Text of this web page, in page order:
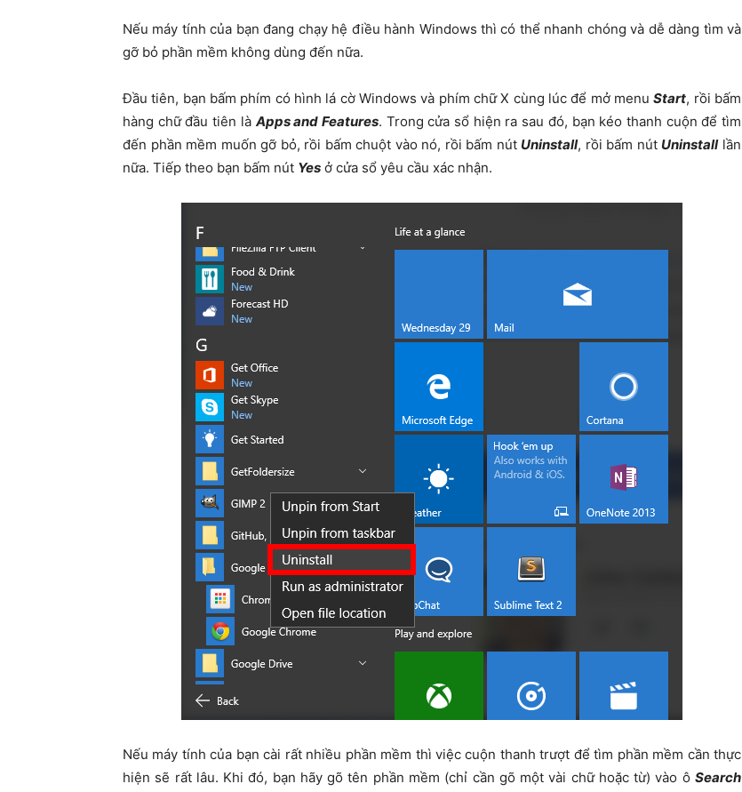
Nếu máy tính của bạn đang chạy hệ điều hành Windows thì có thể nhanh chóng và dễ dàng tìm và
gỡ bỏ phần mềm không dùng đến nữa.
Đầu tiên, bạn bấm phím có hình lá cờ Windows và phím chữ X cùng lúc để mở menuStart, rồi bấm
hàng chữ đầu tiên là Apps and Features. Trong cửa sổ hiện ra sau đó, bạn kéo thanh cuộn để tìm
đến phần mềm muốn gỡ bỏ, rồi bấm chuột vào nó, rồi bấm nút Uninstall, rồi bấm nút Uninstalllần
nữa. Tiếp theo bạn bấm nút Yes ở cửa sổ yêu cầu xác nhận.
Nếu máy tính của bạn cài rất nhiều phần mềm thì việc cuộn thanh trượt để tìm phần mềm cần thực
hiện sẽ rất lâu. Khi đó, bạn hãy gõ tên phần mềm (chỉ cần gõ một vài chữ hoặc từ) vào ô Search